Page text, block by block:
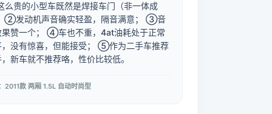
贵的小型车既然是焊接车门（非一体成
②发动机声音确实轻盈，隔音满意； ③音
果赞一个； ④车也不重，4at油耗处于正常
，没有惊喜，但能接受； ⑤作为二手车推荐
新车就不推荐咯，性价比较低。
2011款 两厢 1.5L 自动时尚型